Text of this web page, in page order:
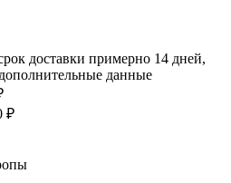
доставки примерно 14 дней,
данные
₽